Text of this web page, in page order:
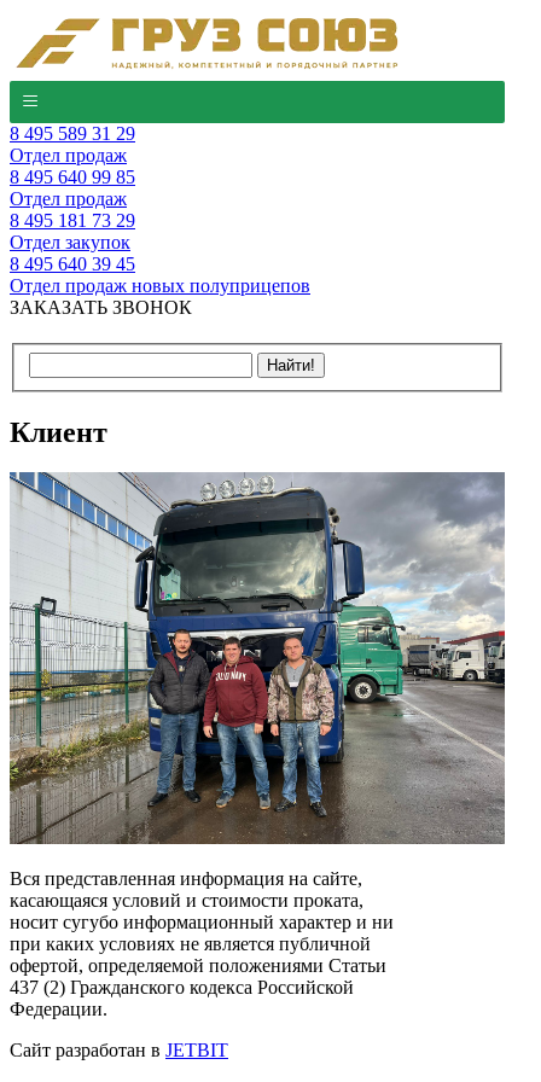
8 495 589 31 29
Отдел продаж
8 495 640 99 85
Отдел продаж
8 495 181 73 29
Отдел закупок
8 495 640 39 45
Отдел продаж новых полуприцепов
ЗАКАЗАТЬ ЗВОНОК
Клиент
Вся представленная информация на сайте,
касающаяся условий и стоимости проката,
носит сугубо информационный характер и ни
при каких условиях не является публичной
офертой, определяемой положениями Статьи
437 (2) Гражданского кодекса Российской
Федерации.
Сайт разработан в JETBIT